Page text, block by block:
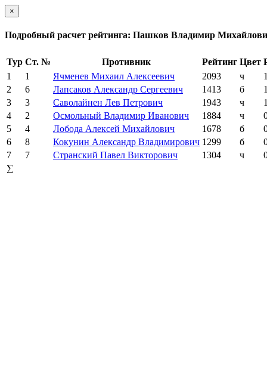
×
Подробный расчет рейтинга: Пашков Владимир
Тур Ст. № Противник Рейтинг Цвет
1
1 Ячменев Михаил Алексеевич 2093 ч
2
6 Лапсаков Александр Сергеевич 1413 б
3
3 Саволайнен Лев Петрович 1943 ч
4
2 Осмольный Владимир Иванович 1884 ч
5
4 Лобода Алексей Михайлович 1678 б
6
8 Кокунин Александр Владимирович 1299 б
7
7 Странский Павел Викторович 1304 ч
∑